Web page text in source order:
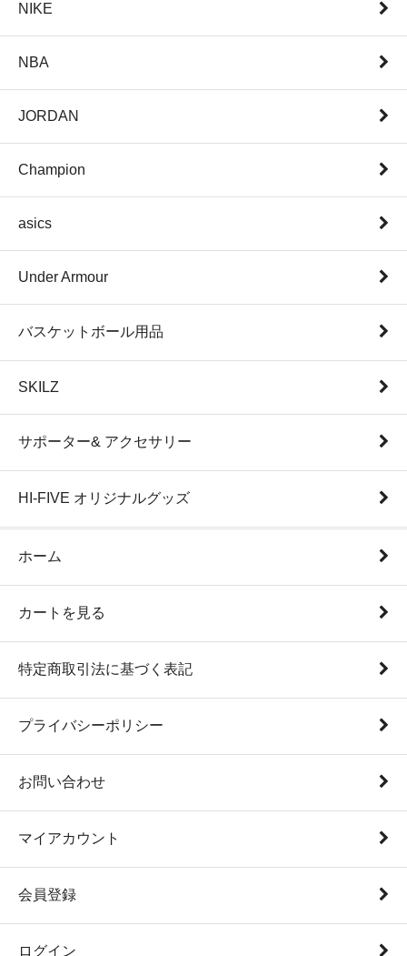
NIKE
NBA
JORDAN
Champion
asics
Under Armour
バスケットボール用品
SKILZ
サポーター& アクセサリー
HI-FIVE オリジナルグッズ
ホーム
カートを見る
特定商取引法に基づく表記
プライバシーポリシー
お問い合わせ
マイアカウント
会員登録
ログイン